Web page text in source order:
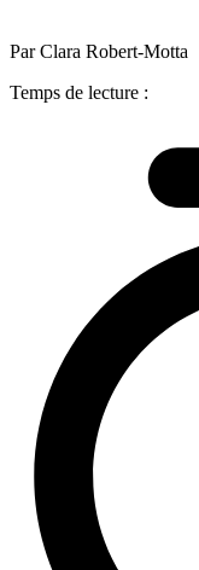
Par Clara Robert-Motta
Temps de lecture :